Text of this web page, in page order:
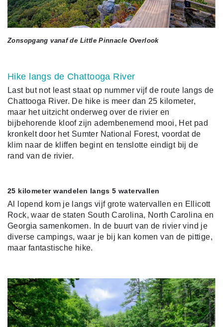
Zonsopgang vanaf de Little Pinnacle Overlook
Hike langs de Chattooga River
Last but not least staat op nummer vijf de route langs de
Chattooga River. De hike is meer dan 25 kilometer,
maar het uitzicht onderweg over de rivier en
bijbehorende kloof zijn adembenemend mooi, Het pad
kronkelt door het Sumter National Forest, voordat de
klim naar de kliffen begint en tenslotte eindigt bij de
rand van de rivier.
25 kilometer wandelen langs 5 watervallen
Al lopend kom je langs vijf grote watervallen en Ellicott
Rock, waar de staten South Carolina, North Carolina en
Georgia samenkomen. In de buurt van de rivier vind je
diverse campings, waar je bij kan komen van de pittige,
maar fantastische hike.